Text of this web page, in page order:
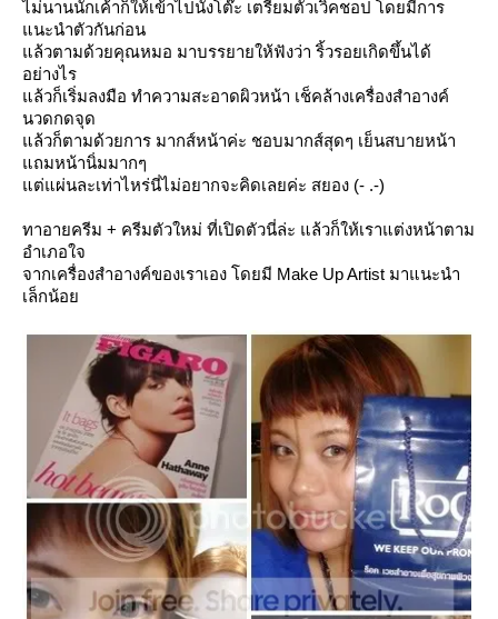
ไม่นานนักเค้าก็ให้เข้าไปนั่งโต๊ะ เตรียมตัวเวิคชอป โดยมีการ
นะนำตัวกันก่อน
ล้วตามด้วยคุณหมอ มาบรรยายให้ฟังว่า ริ้วรอยเกิดขึ้นได้
อย่างไร
ล้วก็เริ่มลงมือ ทำความสะอาดผิวหน้า เช็คล้างเครื่องสำอางค์
นวดกดจุด
ล้วก็ตามด้วยการ มากส์หน้าค่ะ ชอบมากส์สุดๆ เย็นสบายหน้า
ถมหน้านิ่มมากๆ
ต่แผ่นละเท่าไหร่นี่ไม่อยากจะคิดเลยค่ะ สยอง (- .-)
ทาอายครีม + ครีมตัวใหม่ ที่เปิดตัวนี่ล่ะ แล้วก็ให้เราแต่งหน้าตาม
อำเภอใจ
จากเครื่องสำอางค์ของเราเอง โดยมี Make Up Artist มาแนะนำ
เล็กน้อ